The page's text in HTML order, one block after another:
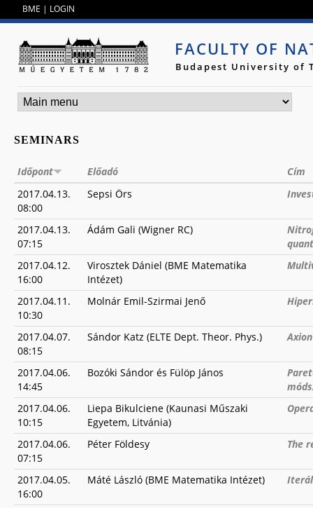
BME | LOGIN
FACULTY OF
Budapest University of
SEMINARS
Időpont Előadó
Cím
2017.04.13.
08:00
Sepsi Örs
2017.04.13.
07:15
Ádám Gali (Wigner RC)
2017.04.12.
16:00
Virosztek Dániel (BME Matematika
Intézet)
2017.04.11.
10:30
Molnár Emil-Szirmai Jenő
2017.04.07.
08:15
Sándor Katz (ELTE Dept. Theor. Phys.)
2017.04.06.
14:45
Bozóki Sándor és Fülöp János
2017.04.06.
10:15
Liepa Bikulciene (Kaunasi Műszaki
Egyetem, Litvánia)
2017.04.06.
07:15
Péter Földesy The
2017.04.05.
16:00
Máté László (BME Matematika Intézet)